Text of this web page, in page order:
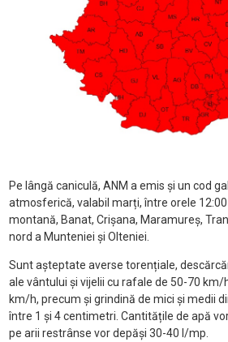
Pe lângă caniculă, ANM a emis și un cod
atmosferică, valabil marți, între orele
montană, Banat, Crișana, Maramureș,
nord a Munteniei și Olteniei.
Sunt așteptate averse torențiale,
ale vântului și vijelii cu rafale de 50-70 km/
km/h, precum și grindină de mici și medii
între 1 și 4 centimetri. Cantitățile de apă
pe arii restrânse vor depăși 30-40 l/mp.